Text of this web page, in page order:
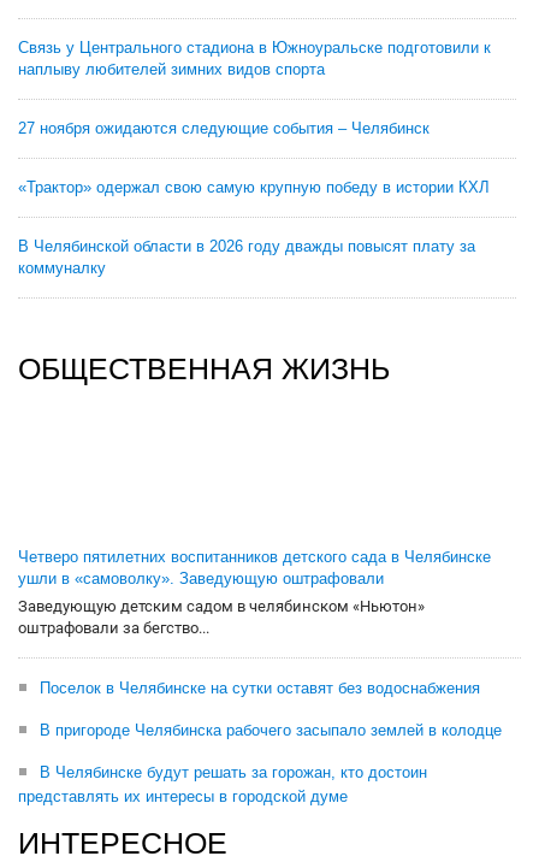
Связь у Центрального стадиона в Южноуральске подготовили к
наплыву любителей зимних видов спорта
27 ноября ожидаются следующие события – Челябинск
«Трактор» одержал свою самую крупную победу в истории КХЛ
В Челябинской области в 2026 году дважды повысят плату за
коммуналку
ОБЩЕСТВЕННАЯ ЖИЗНЬ
Четверо пятилетних воспитанников детского сада в Челябинске
ушли в «самоволку». Заведующую оштрафовали
Заведующую детским садом в челябинском «Ньютон»
оштрафовали за бегство...
Поселок в Челябинске на сутки оставят без водоснабжения
В пригороде Челябинска рабочего засыпало землей в колодце
В Челябинске будут решать за горожан, кто достоин
представлять их интересы в городской думе
ИНТЕРЕСНОЕ